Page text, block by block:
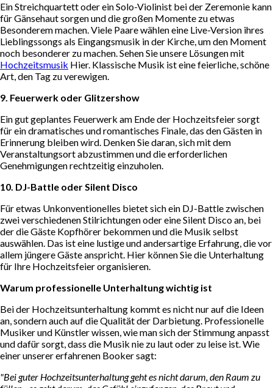
Ein Streichquartett oder ein Solo-Violinist bei der Zeremonie kann
für Gänsehaut sorgen und die großen Momente zu etwas
Besonderem machen. Viele Paare wählen eine Live-Version ihres
Lieblingssongs als Eingangsmusik in der Kirche, um den Moment
noch besonderer zu machen. Sehen Sie unsere Lösungen mit
Hochzeitsmusik Hier. Klassische Musik ist eine feierliche, schöne
Art, den Tag zu verewigen.
9. Feuerwerk oder Glitzershow
Ein gut geplantes Feuerwerk am Ende der Hochzeitsfeier sorgt
für ein dramatisches und romantisches Finale, das den Gästen in
Erinnerung bleiben wird. Denken Sie daran, sich mit dem
Veranstaltungsort abzustimmen und die erforderlichen
Genehmigungen rechtzeitig einzuholen.
10. DJ-Battle oder Silent Disco
Für etwas Unkonventionelles bietet sich ein DJ-Battle zwischen
zwei verschiedenen Stilrichtungen oder eine Silent Disco an, bei
der die Gäste Kopfhörer bekommen und die Musik selbst
auswählen. Das ist eine lustige und andersartige Erfahrung, die vor
allem jüngere Gäste anspricht. Hier können Sie die Unterhaltung
für Ihre Hochzeitsfeier organisieren.
Warum professionelle Unterhaltung wichtig ist
Bei der Hochzeitsunterhaltung kommt es nicht nur auf die Ideen
an, sondern auch auf die Qualität der Darbietung. Professionelle
Musiker und Künstler wissen, wie man sich der Stimmung anpasst
und dafür sorgt, dass die Musik nie zu laut oder zu leise ist. Wie
einer unserer erfahrenen Booker sagt:
"Bei guter Hochzeitsunterhaltung geht es nicht darum, den Raum zu